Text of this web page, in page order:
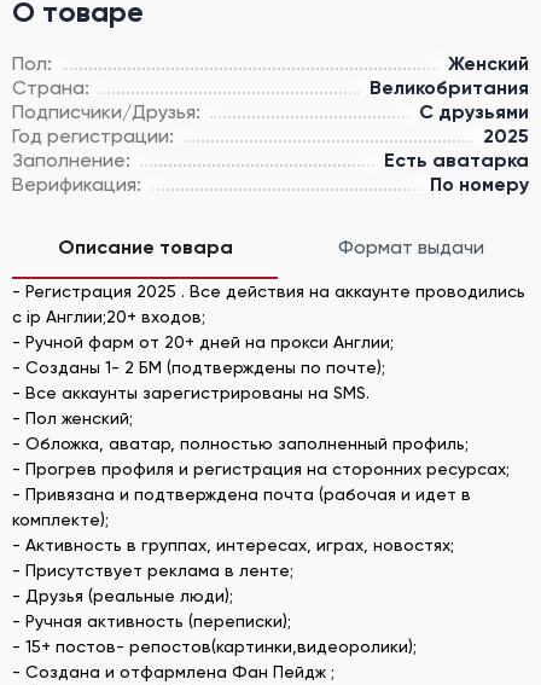
О товаре
Пол:
Женский
Страна:
Великобритания
Подписчики/Друзья:
С друзьями
Год регистрации:
2025
Заполнение:
Есть аватарка
Верификация:
По номеру
Описание товара Формат выдачи
- Регистрация 2025 . Все действия на аккаунте проводились
с ip Англии;20+ входов;
- Ручной фарм от 20+ дней на прокси Англии;
- Созданы 1- 2 БМ (подтверждены по почте);
- Все аккаунты зарегистрированы на SMS.
- Пол женский;
- Обложка, аватар, полностью заполненный профиль;
- Прогрев профиля и регистрация на сторонних ресурсах;
- Привязана и подтверждена почта (рабочая и идет в
комплекте);
- Активность в группах, интересах, играх, новостях;
- Присутствует реклама в ленте;
- Друзья (реальные люди);
- Ручная активность (переписки);
- 15+ постов- репостов(картинки,видеоролики);
- Создана и отфармлена Фан Пейдж ;